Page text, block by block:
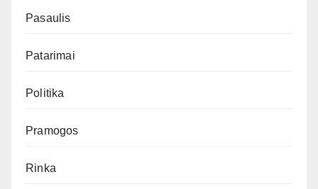
Pasaulis
Patarimai
Politika
Pramogos
Rinka